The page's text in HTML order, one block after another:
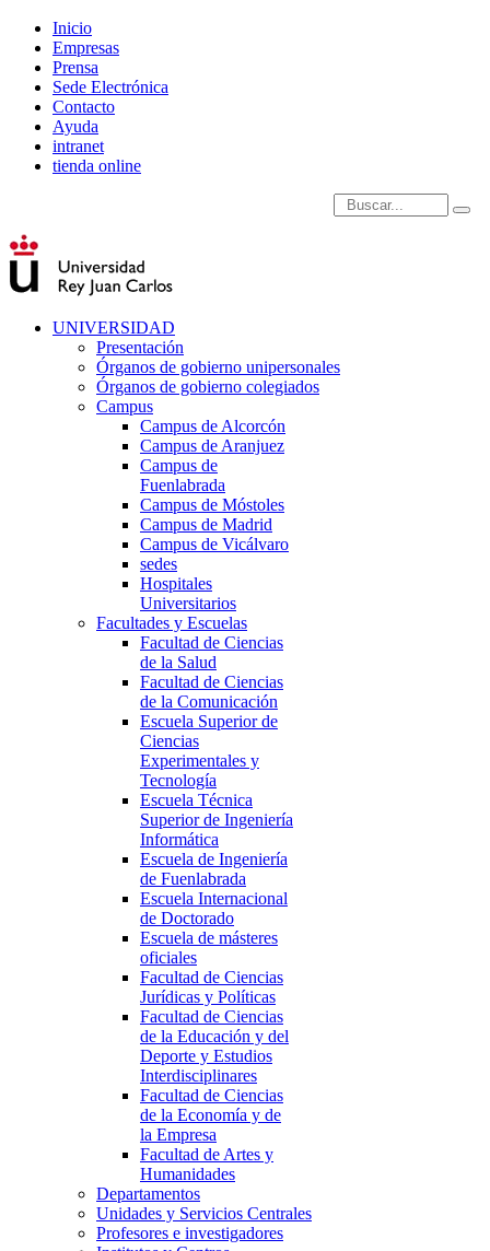
Inicio
Empresas
Prensa
Sede Electrónica
Contacto
Ayuda
intranet
tienda online
Introduce términos de
UNIVERSIDAD
Presentación
Órganos de gobierno unipersonales
Órganos de gobierno colegiados
Campus
Campus de Alcorcón
Campus de Aranjuez
Campus de
Fuenlabrada
Campus de Móstoles
Campus de Madrid
Campus de Vicálvaro
sedes
Hospitales
Universitarios
Facultades y Escuelas
Facultad de Ciencias
de la Salud
Facultad de Ciencias
de la Comunicación
Escuela Superior de
Ciencias
Experimentales y
Tecnología
Escuela Técnica
Superior de Ingeniería
Informática
Escuela de Ingeniería
de Fuenlabrada
Escuela Internacional
de Doctorado
Escuela de másteres
oficiales
Facultad de Ciencias
Jurídicas y Políticas
Facultad de Ciencias
de la Educación y del
Deporte y Estudios
Interdisciplinares
Facultad de Ciencias
de la Economía y de
la Empresa
Facultad de Artes y
Humanidades
Departamentos
Unidades y Servicios Centrales
Profesores e investigadores